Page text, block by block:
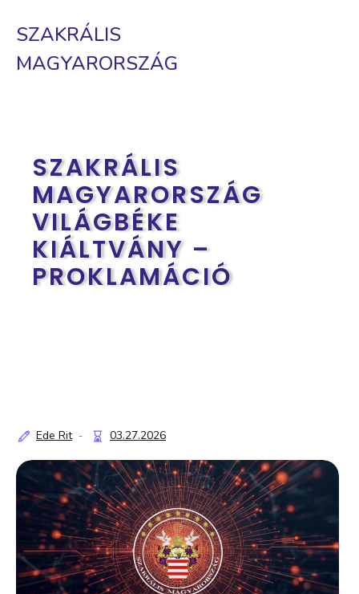
SZAKRÁLIS
MAGYARORSZÁG
SZAKRÁLIS
MAGYARORSZÁG
VILÁGBÉKE
KIÁLTVÁNY –
PROKLAMÁCIÓ
Ede Rit - 03.27.2026